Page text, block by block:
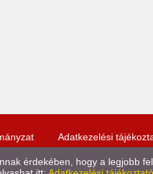
Adatkezelési
érdekében, hogy a legjobb